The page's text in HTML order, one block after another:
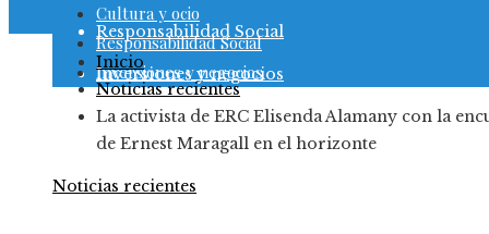
Responsabilidad Social
Inversiones y negocios
Cultura y ocio
Responsabilidad Social
Inversiones y negocios
Inicio
Noticias recientes
La activista de ERC Elisenda Alamany con la
de Ernest Maragall en el horizonte
Noticias recientes